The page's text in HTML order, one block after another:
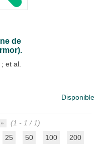
de
; et al.
Disponible
(1 - 1 / 1)
25 50 100 200